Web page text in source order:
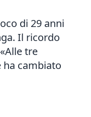
di 29 anni
Il ricordo
tre
cambiato